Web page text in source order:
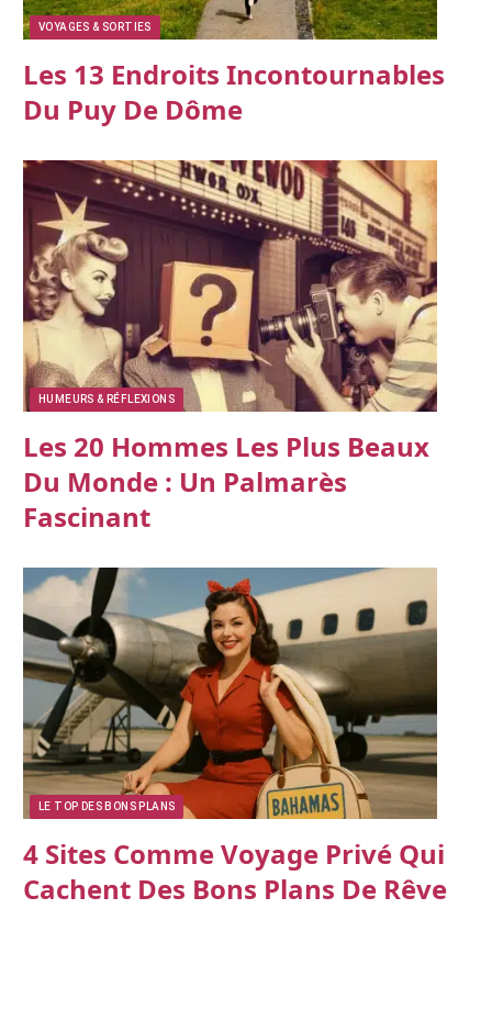
VOYAGES & SORTIES
Les 13 Endroits Incontournables
Du Puy De Dôme
HUMEURS & RÉFLEXIONS
Les 20 Hommes Les Plus Beaux
Du Monde : Un Palmarès
Fascinant
LE TOP DES BONS PLANS
4 Sites Comme Voyage Privé Qui
Cachent Des Bons Plans De Rêve